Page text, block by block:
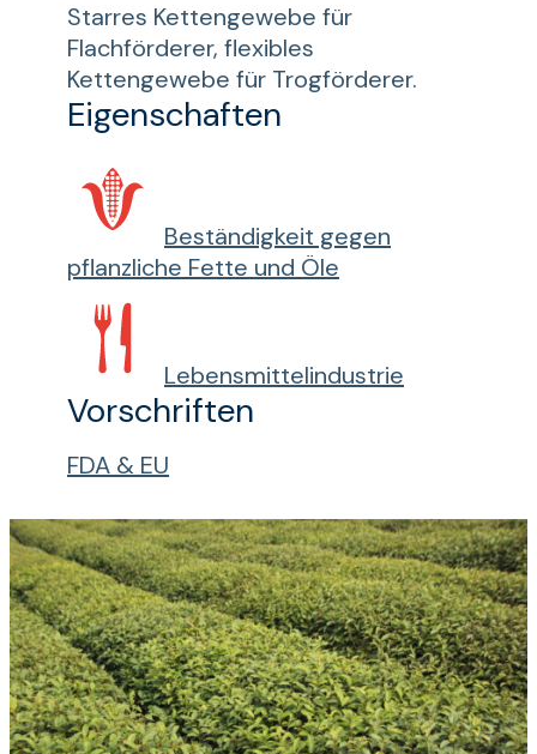
Starres Kettengewebe für
Flachförderer, flexibles
Kettengewebe für Trogförderer.
Eigenschaften
Beständigkeit gegen
pflanzliche Fette und Öle
Lebensmittelindustrie
Vorschriften
FDA & EU